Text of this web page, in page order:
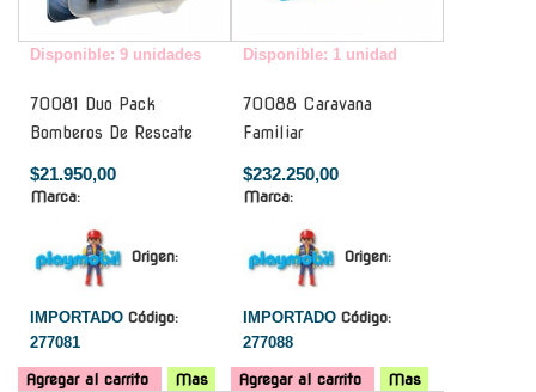
Disponible: 9 unidades
70081 Duo Pack
Bomberos De Rescate
$21.950,00
Marca:
Origen:
IMPORTADO Código:
277081
Agregar al carrito Mas
Disponible: 1 unidad
70088 Caravana
Familiar
$232.250,00
Marca:
Origen:
IMPORTADO Código:
277088
Agregar al carrito
Mas